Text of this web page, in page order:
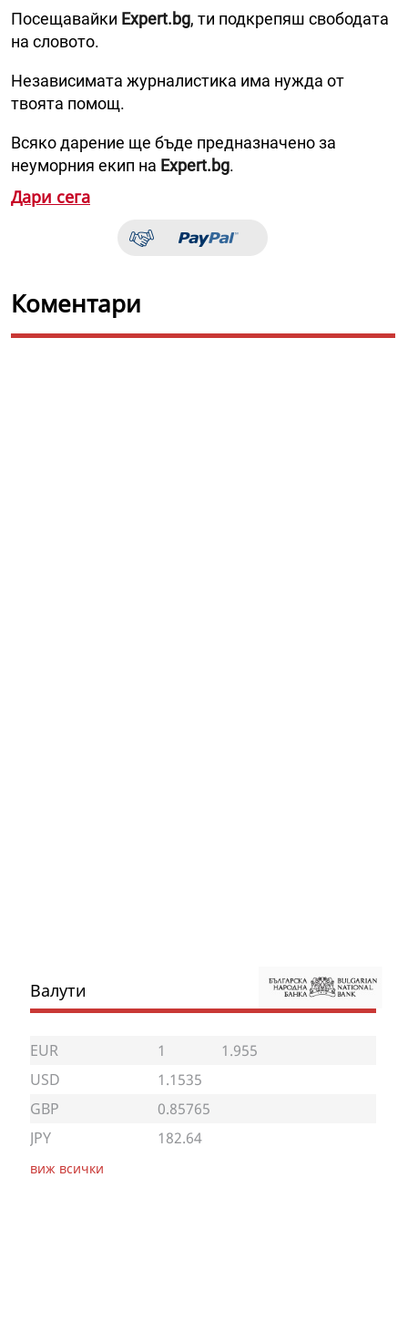
Посещавайки Expert.bg, ти подкрепяш свободата
на словото.
Независимата журналистика има нужда от
твоята помощ.
Всяко дарение ще бъде предназначено за
неуморния екип на Expert.bg.
Дари сега
Коментари
Валути
EUR 1
1.955
USD
1.1535
GBP
0.85765
JPY
182.64
виж всички